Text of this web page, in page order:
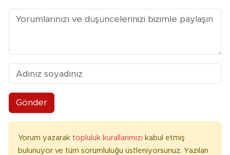
Gönder
Yorum yazarak topluluk kurallarımızı kabul etmiş
bulunuyor ve tüm sorumluluğu üstleniyorsunuz. Yazılan